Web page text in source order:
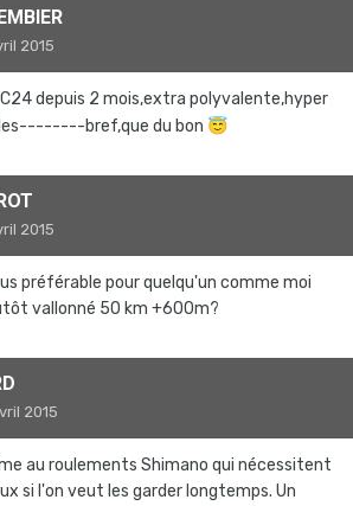
2015
depuis 2 mois,extra polyvalente,hyper
bref,que du bon 😇
2015
préférable pour quelqu'un comme moi
vallonné 50 km +600m?
2015
au roulements Shimano qui nécessitent
si l'on veut les garder longtemps. Un